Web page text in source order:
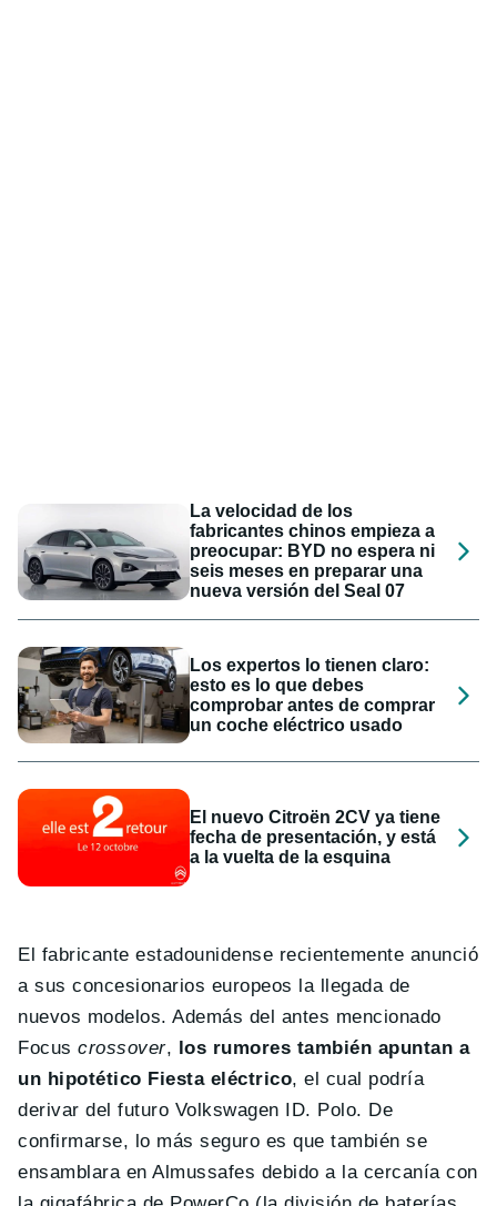
La velocidad de los
fabricantes chinos empieza a
preocupar: BYD no espera ni
seis meses en preparar una
nueva versión del Seal 07
Los expertos lo tienen claro:
esto es lo que debes
comprobar antes de comprar
un coche eléctrico usado
El nuevo Citroën 2CV ya tiene
fecha de presentación, y está
a la vuelta de la esquina
El fabricante estadounidense recientemente anunció
a sus concesionarios europeos la llegada de
nuevos modelos. Además del antes mencionado
Focuscrossover, los rumores también apuntan a
un hipotético Fiesta eléctrico, el cual podría
derivar del futuro Volkswagen ID. Polo. De
confirmarse, lo más seguro es que también se
ensamblara en Almussafes debido a la cercanía con